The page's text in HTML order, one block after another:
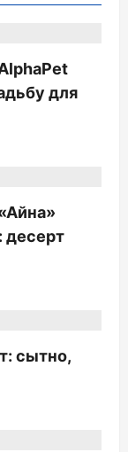
для
десерт
сытно,